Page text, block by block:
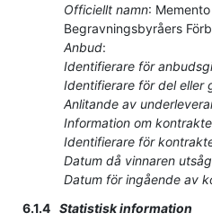
Officiellt namn:
Begravningsbyråers
Anbud:
Identifierare för
Identifierare för del eller
Anlitande av
Information om
Identifierare för
Datum då vinnaren
Datum för ingående av
6.1.4 Statistisk information